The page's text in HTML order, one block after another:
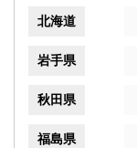
北海道
岩手県
秋田県
福島県